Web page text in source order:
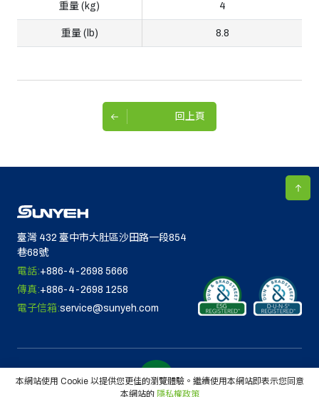
重量 (kg) 4
重量 (lb) 8.8
回上頁
臺灣 432 臺中市大肚區沙田路一段854
巷68號
電話:+886-4-2698 5666
傳真:+886-4-2698 1258
電子信箱:service@sunyeh.com
本網站使用 Cookie 以提供您更佳的瀏覽體驗。繼續使用本網站即表示您同意
本網站的 隱私權政策